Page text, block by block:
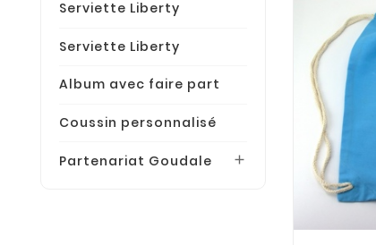
Serviette Liberty
Serviette Liberty
Album avec faire part
Coussin personnalisé
Partenariat Goudale 